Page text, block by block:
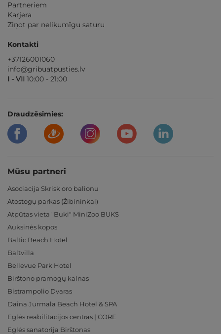
Partneriem
Karjera
Ziņot par nelikumīgu saturu
Kontakti
+37126001060
info@gribuatpusties.lv
I - VII 10:00 - 21:00
Draudzēsimies:
Mūsu partneri
Asociacija Skrisk oro balionu
Atostogų parkas (Žibininkai)
Atpūtas vieta "Buki" MiniZoo BUKS
Auksinės kopos
Baltic Beach Hotel
Baltvilla
Bellevue Park Hotel
Birštono pramogų kalnas
Bistrampolio Dvaras
Daina Jurmala Beach Hotel & SPA
Eglės reabilitacijos centras | CORE
Eglės sanatorija Birštonas